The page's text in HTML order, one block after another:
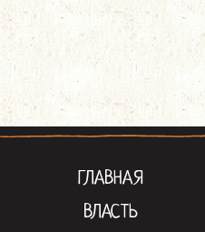
ГЛАВНАЯ
ВЛАСТЬ